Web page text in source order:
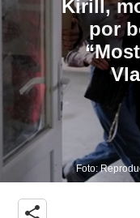
Kirill,
por
Foto:
share